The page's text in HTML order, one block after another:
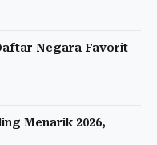
Negara Favorit
Menarik 2026,